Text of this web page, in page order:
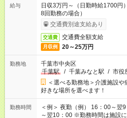
給与
日収3万円～（日勤時給1700
8回勤務の場合）
交通費別途支給あり
交通費 交通費全額支給
月収例 20～25万円
勤務地
千葉市中央区
千葉駅
/ 千葉みなと駅 / 市役
＜選べる勤務地＞介護施設
好きな場所を選べます！
勤務時間
＜例＞ 夜勤（例） 16：00～
～翌10：00 ※勤務時間は施設によって